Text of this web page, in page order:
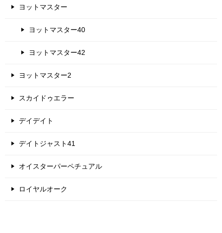
ヨットマスター
ヨットマスター40
ヨットマスター42
ヨットマスター2
スカイドゥエラー
デイデイト
デイトジャスト41
オイスターパーペチュアル
ロイヤルオーク